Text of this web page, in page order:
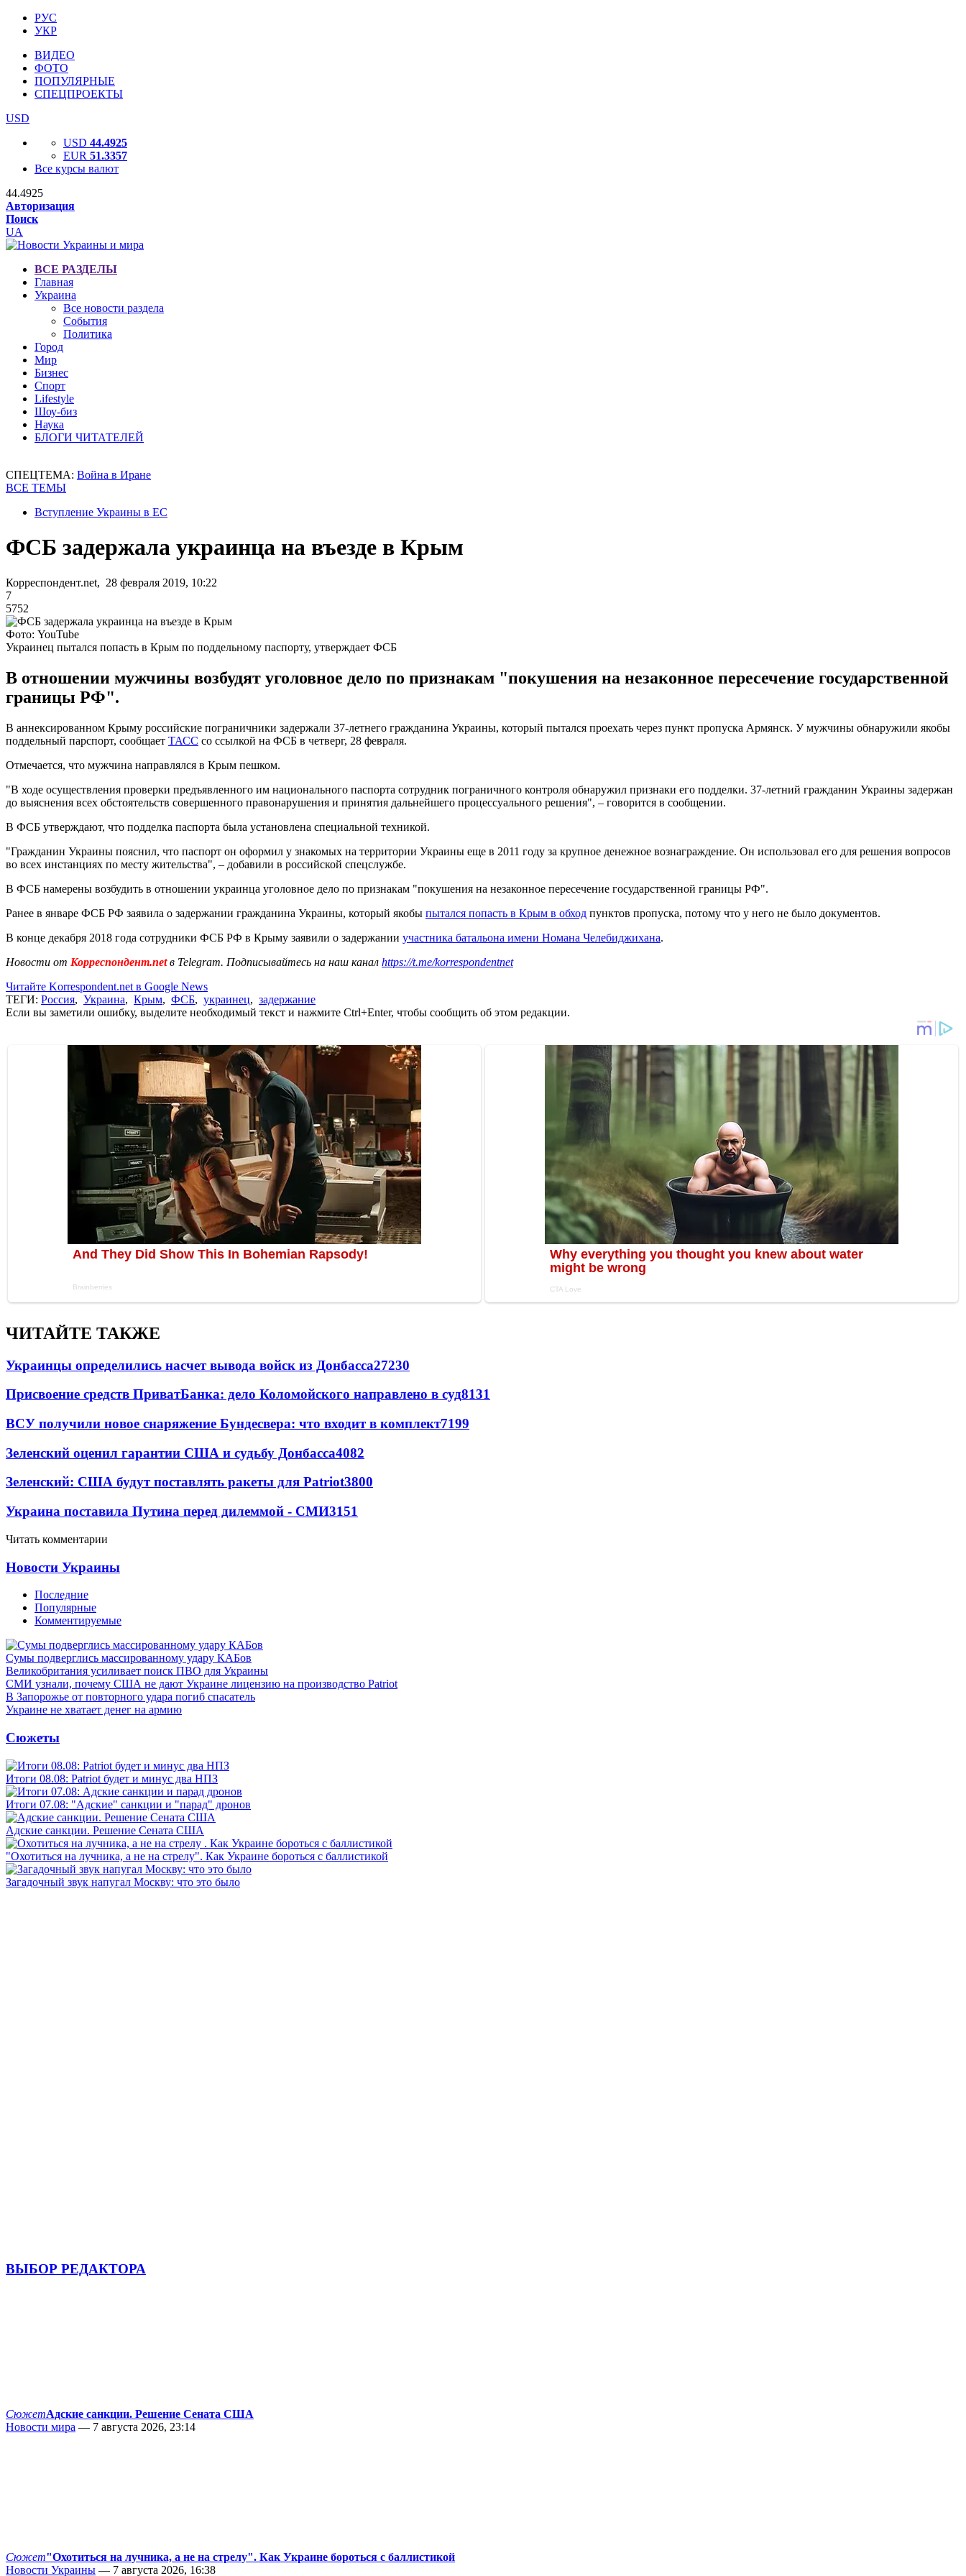
РУС
УКР
ВИДЕО
ФОТО
ПОПУЛЯРНЫЕ
СПЕЦПРОЕКТЫ
USD
USD 44.4925
EUR 51.3357
Все курсы валют
44.4925
Авторизация
Поиск
UA
ВСЕ РАЗДЕЛЫ
Главная
Украина
Все новости раздела
События
Политика
Город
Мир
Бизнес
Спорт
Lifestyle
Шоу-биз
Наука
БЛОГИ ЧИТАТЕЛЕЙ
СПЕЦТЕМА: Война в Иране
ВСЕ ТЕМЫ
Вступление Украины в ЕС
ФСБ задержала украинца на въезде в Крым
Корреспондент.net, 28 февраля 2019, 10:22
7
5752
Фото: YouTube
Украинец пытался попасть в Крым по поддельному паспорту, утверждает ФСБ
В отношении мужчины возбудят уголовное дело по признакам "покушения на незаконное пересечение государственной
границы РФ".
В аннексированном Крыму российские пограничники задержали 37-летнего гражданина Украины, который пытался проехать через пункт пропуска Армянск. У мужчины обнаружили якобы
поддельный парспорт, сообщает ТАСС со ссылкой на ФСБ в четверг, 28 февраля.
Отмечается, что мужчина направлялся в Крым пешком.
"В ходе осуществления проверки предъявленного им национального паспорта сотрудник пограничного контроля обнаружил признаки его подделки. 37-летний гражданин Украины задержан
до выяснения всех обстоятельств совершенного правонарушения и принятия дальнейшего процессуального решения", – говорится в сообщении.
В ФСБ утверждают, что подделка паспорта была установлена специальной техникой.
"Гражданин Украины пояснил, что паспорт он оформил у знакомых на территории Украины еще в 2011 году за крупное денежное вознаграждение. Он использовал его для решения вопросов
во всех инстанциях по месту жительства", – добавили в российской спецслужбе.
В ФСБ намерены возбудить в отношении украинца уголовное дело по признакам "покушения на незаконное пересечение государственной границы РФ".
Ранее в январе ФСБ РФ заявила о задержании гражданина Украины, который якобы пытался попасть в Крым в обход пунктов пропуска, потому что у него не было документов.
В конце декабря 2018 года сотрудники ФСБ РФ в Крыму заявили о задержании участника батальона имени Номана Челебиджихана.
Новости от Корреспондент.netв Telegram. Подписывайтесь на наш канал https://t.me/korrespondentnet
Читайте Korrespondent.net в Google News
ТЕГИ: Россия, Украина, Крым, ФСБ, украинец, задержание
Если вы заметили ошибку, выделите необходимый текст и нажмите Ctrl+Enter, чтобы сообщить об этом редакции.
ЧИТАЙТЕ ТАКЖЕ
Украинцы определились насчет вывода войск из Донбасса27230
Присвоение средств ПриватБанка: дело Коломойского направлено в суд8131
ВСУ получили новое снаряжение Бундесвера: что входит в комплект7199
Зеленский оценил гарантии США и судьбу Донбасса4082
Зеленский: США будут поставлять ракеты для Patriot3800
Украина поставила Путина перед дилеммой - СМИ3151
Читать комментарии
Новости Украины
Последние
Популярные
Комментируемые
Сумы подверглись массированному удару КАБов
Великобритания усиливает поиск ПВО для Украины
СМИ узнали, почему США не дают Украине лицензию на производство Patriot
В Запорожье от повторного удара погиб спасатель
Украине не хватает денег на армию
Сюжеты
Итоги 08.08: Patriot будет и минус два НПЗ
Итоги 07.08: "Адские" санкции и "парад" дронов
Адские санкции. Решение Сената США
"Охотиться на лучника, а не на стрелу". Как Украине бороться с баллистикой
Загадочный звук напугал Москву: что это было
ВЫБОР РЕДАКТОРА
СюжетАдские санкции. Решение Сената США
Новости мира — 7 августа 2026, 23:14
Сюжет"Охотиться на лучника, а не на стрелу". Как Украине бороться с баллистикой
Новости Украины — 7 августа 2026, 16:38